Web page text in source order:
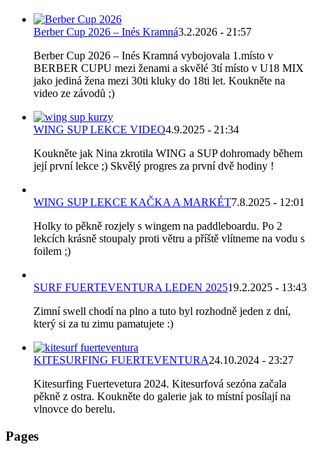
Berber Cup 2026 – Inés Kramná3.2.2026 - 21:57
Berber Cup 2026 – Inés Kramná vybojovala 1.místo v
BERBER CUPU mezi ženami a skvělé 3tí místo v U18 MIX
jako jediná žena mezi 30ti kluky do 18ti let. Koukněte na
video ze závodů ;)
WING SUP LEKCE VIDEO4.9.2025 - 21:34
Koukněte jak Nina zkrotila WING a SUP dohromady během
její první lekce ;) Skvělý progres za první dvě hodiny !
WING SUP LEKCE KAČKA A MARKÉT7.8.2025 - 12:01
Holky to pěkně rozjely s wingem na paddleboardu. Po 2
lekcích krásně stoupaly proti větru a příště vlítneme na vodu s
foilem ;)
SURF FUERTEVENTURA LEDEN 202519.2.2025 - 13:43
Zimní swell chodí na plno a tuto byl rozhodně jeden z dní,
který si za tu zimu pamatujete :)
KITESURFING FUERTEVENTURA24.10.2024 - 23:27
Kitesurfing Fuertevetura 2024. Kitesurfová sezóna začala
pěkně z ostra. Koukněte do galerie jak to místní posílají na
vlnovce do berelu.
Pages